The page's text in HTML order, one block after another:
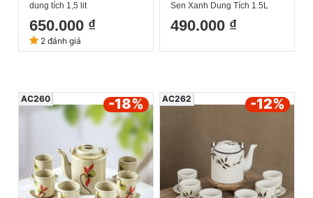
dung tích 1,5 lit
650.000 ₫
2 đánh giá
Sen Xanh Dung Tích 1.5L
490.000 ₫
AC260 -18% AC262 -12%